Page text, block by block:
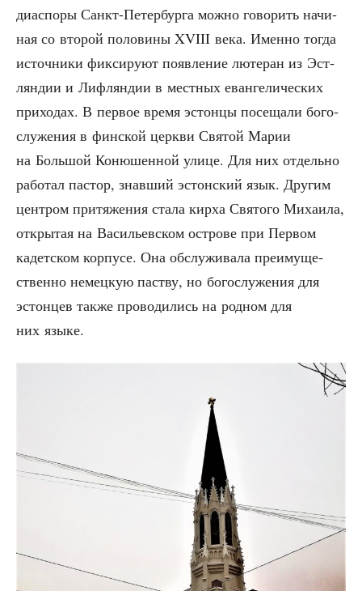
диас­по­ры Санкт-Петер­бур­га мож­но гово­рить начи­
ная со вто­рой поло­ви­ны XVIII века. Имен­но тогда
источ­ни­ки фик­си­ру­ют появ­ле­ние люте­ран из Эст­
лян­дии и Лиф­лян­дии в мест­ных еван­ге­ли­че­ских
при­хо­дах. В пер­вое вре­мя эстон­цы посе­ща­ли бого­
слу­же­ния в фин­ской церк­ви Свя­той Марии
на Боль­шой Коню­шен­ной ули­це. Для них отдель­но
рабо­тал пас­тор, знав­ший эстон­ский язык. Дру­гим
цен­тром при­тя­же­ния ста­ла кир­ха Свя­то­го Миха­и­ла,
откры­тая на Васи­льев­ском ост­ро­ве при Пер­вом
кадет­ском кор­пу­се. Она обслу­жи­ва­ла пре­иму­ще­
ствен­но немец­кую паст­ву, но бого­слу­же­ния для
эстон­цев так­же про­во­ди­лись на род­ном для
них языке.